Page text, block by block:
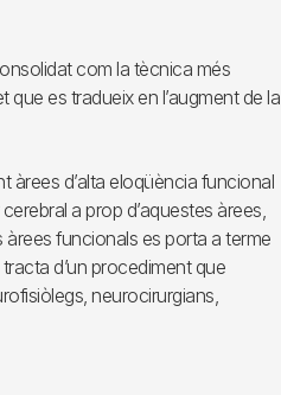
com la tècnica més
es tradueix en l’augment de la
àrees d’alta eloqüència funcional
a prop d’aquestes àrees,
funcionals es porta a terme
d’un procediment que
neurocirurgians,